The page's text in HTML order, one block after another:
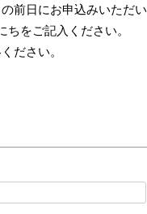
前日にお申込みいただい
をご記入ください。
ださい。